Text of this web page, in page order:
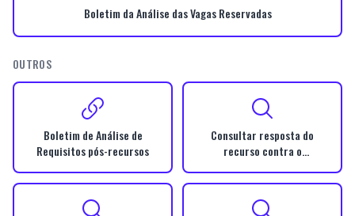
Boletim da Análise das Vagas Reservadas
OUTROS
Boletim de Análise de
Requisitos pós-recursos
Consultar resposta do
recurso contra o